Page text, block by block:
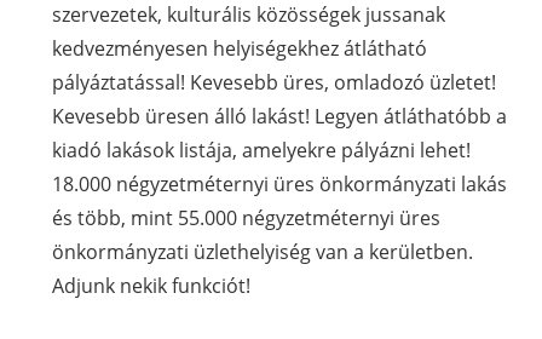
szervezetek, kulturális közösségek jussanak
kedvezményesen helyiségekhez átlátható
pályáztatással! Kevesebb üres, omladozó üzletet!
Kevesebb üresen álló lakást! Legyen átláthatóbb a
kiadó lakások listája, amelyekre pályázni lehet!
18.000 négyzetméternyi üres önkormányzati lakás
és több, mint 55.000 négyzetméternyi üres
önkormányzati üzlethelyiség van a kerületben.
Adjunk nekik funkciót!